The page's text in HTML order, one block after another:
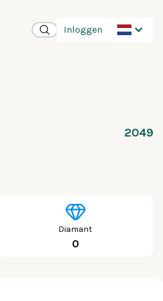
Inloggen
2049
Diamant
0